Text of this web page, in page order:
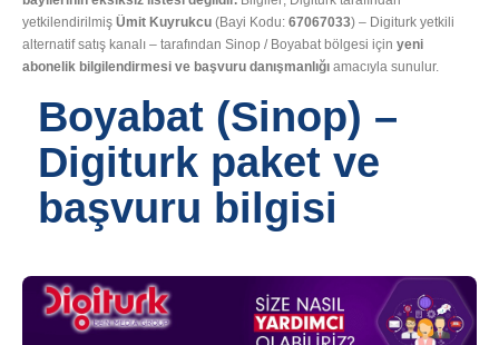
yetkilendirilmiş Ümit Kuyrukcu (Bayi Kodu: 67067033) – Digiturk yetkili
alternatif satış kanalı – tarafından Sinop / Boyabat bölgesi için yeni
abonelik bilgilendirmesi ve başvuru danışmanlığı amacıyla sunulur.
Boyabat (Sinop) –
Digiturk paket ve
başvuru bilgisi